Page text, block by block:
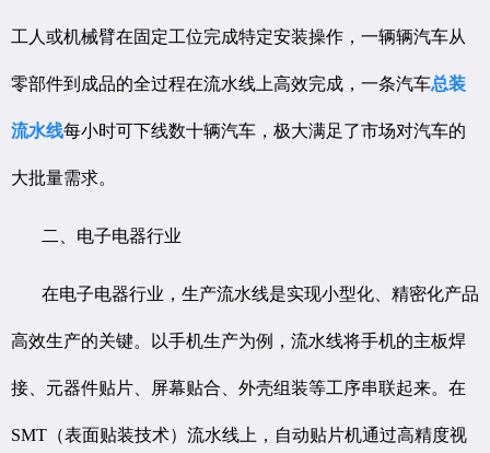
工人或机械臂在固定工位完成特定安装操作，一辆辆汽车从
零部件到成品的全过程在流水线上高效完成，一条汽车总装
流水线每小时可下线数十辆汽车，极大满足了市场对汽车的
大批量需求。
二、电子电器行业
在电子电器行业，生产流水线是实现小型化、精密化产品
高效生产的关键。以手机生产为例，流水线将手机的主板焊
接、元器件贴片、屏幕贴合、外壳组装等工序串联起来。在
SMT（表面贴装技术）流水线上，自动贴片机通过高精度视